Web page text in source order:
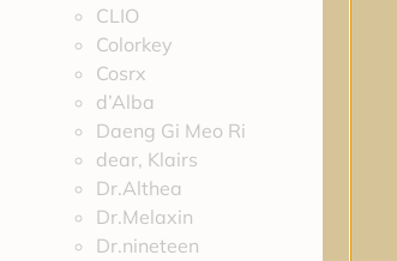
CLIO
Colorkey
Cosrx
d’Alba
Daeng Gi Meo Ri
dear, Klairs
Dr.Althea
Dr.Melaxin
Dr.nineteen